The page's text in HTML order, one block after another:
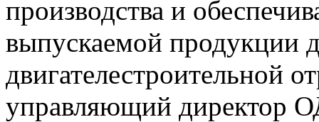
производства и
выпускаемой продукции
двигателестроительной
управляющий директор